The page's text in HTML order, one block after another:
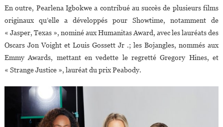
En outre, Pearlena Igbokwe a contribué au succès de plusieurs films
originaux qu’elle a développés pour Showtime, notamment de
« Jasper, Texas », nominé aux Humanitas Award, avec les lauréats des
Oscars Jon Voight et Louis Gossett Jr .; les Bojangles, nommés aux
Emmy Awards, mettant en vedette le regretté Gregory Hines, et
« Strange Justice », lauréat du prix Peabody.